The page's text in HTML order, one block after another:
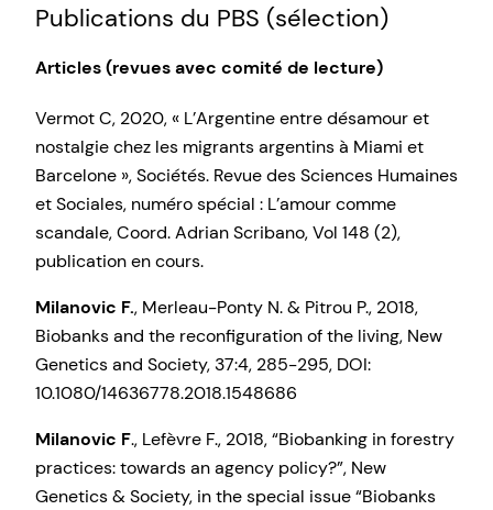
Publications du PBS (sélection)
Articles (revues avec comité de lecture)
Vermot C, 2020, « L’Argentine entre désamour et
nostalgie chez les migrants argentins à Miami et
Barcelone », Sociétés. Revue des Sciences Humaines
et Sociales, numéro spécial : L’amour comme
scandale, Coord. Adrian Scribano, Vol 148 (2),
publication en cours.
Milanovic F., Merleau-Ponty N. & Pitrou P., 2018,
Biobanks and the reconfiguration of the living, New
Genetics and Society, 37:4, 285-295, DOI:
10.1080/14636778.2018.1548686
Milanovic F., Lefèvre F., 2018, “Biobanking in forestry
practices: towards an agency policy?”, New
Genetics & Society, in the special issue “Biobanks